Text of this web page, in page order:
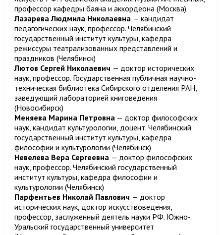
профессор кафедры баяна и аккордеона (Москва)
Лазарева Людмила Николаевна — кандидат
педагогических наук, профессор. Челябинский
государственный институт культуры, кафедра
режиссуры театрализованных представлений и
праздников (Челябинск)
Лютов Сергей Николаевич — доктор исторических
наук, профессор. Государственная публичная научно-
техническая библиотека Сибирского отделения РАН,
заведующий лабораторией книговедения
(Новосибирск)
Меняева Марина Петровна— доктор философских
наук, кандидат культурологии, доцент. Челябинский
государственный институт культуры, кафедра
философии и культурологии (Челябинск)
Невелева Вера Сергеевна — доктор философских
наук, профессор. Челябинский государственный
институт культуры, кафедра философии и
культурологии (Челябинск)
Парфентьев Николай Павлович — доктор
исторических наук, доктор искусствоведения,
профессор, заслуженный деятель науки РФ. Южно-
Уральский государственный университет